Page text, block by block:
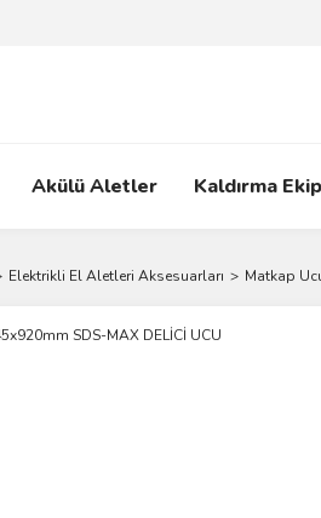
Akülü Aletler Kaldırma
Elektrikli El Aletleri Aksesuarları Matkap